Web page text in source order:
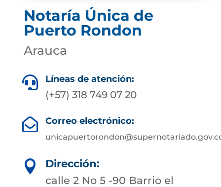
Notaría Única de
Puerto Rondon
Arauca
 Líneas de atención:
(+57) 318 749 07 20
 Correo electrónico:

Dirección:
calle 2 No 5 -90 Barrio el